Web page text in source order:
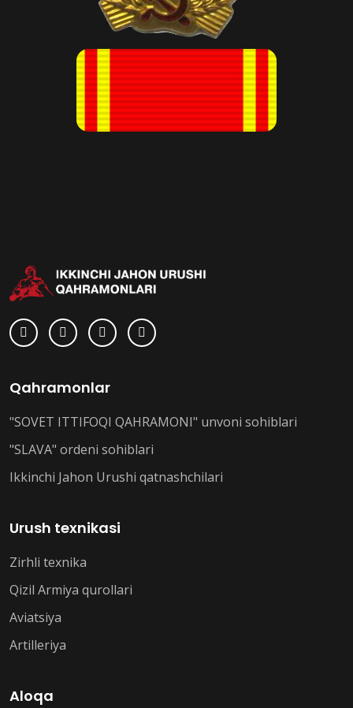
Qahramonlar
"SOVET ITTIFOQI QAHRAMONI" unvoni sohiblari
"SLAVA" ordeni sohiblari
Ikkinchi Jahon Urushi qatnashchilari
Urush texnikasi
Zirhli texnika
Qizil Armiya qurollari
Aviatsiya
Artilleriya
Aloqa